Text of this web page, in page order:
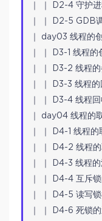
｜ ｜ D2-4 守护
｜ ｜ D2-5 GDB
｜ day03 线程的
｜ ｜ D3-1 线程
｜ ｜ D3-2 线程
｜ ｜ D3-3 线程
｜ ｜ D3-4 线程
｜ day04 线程的
｜ ｜ D4-1 线程
｜ ｜ D4-2 线程
｜ ｜ D4-3 线程
｜ ｜ D4-4 互斥
｜ ｜ D4-5 读写
｜ ｜ D4-6 死锁